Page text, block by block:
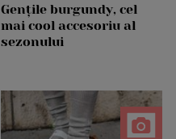
Gențile burgundy, cel
mai cool accesoriu al
sezonului